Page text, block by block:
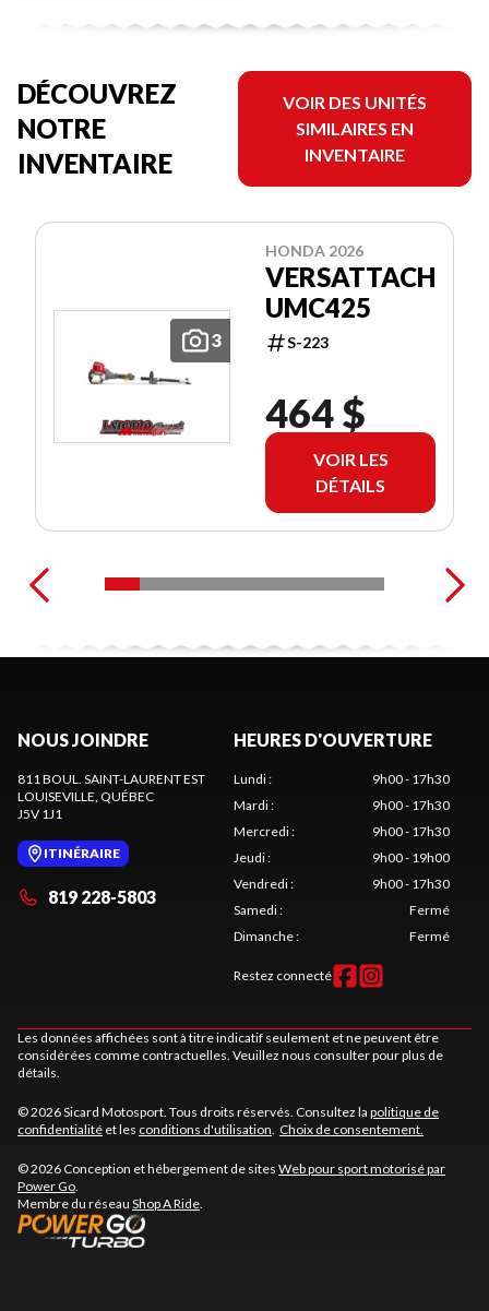
DÉCOUVREZ
NOTRE
INVENTAIRE
VOIR DES UNITÉS
SIMILAIRES EN
INVENTAIRE
3
HONDA 2026
VERSATTACH
UMC425
S-223
464 $
VOIR LES
DÉTAILS
NOUS JOINDRE
811 BOUL. SAINT-LAURENT EST
LOUISEVILLE, QUÉBEC
J5V 1J1
ITINÉRAIRE
819 228-5803
HEURES D'OUVERTURE
Lundi:
9h00 - 17h30
Mardi:
9h00 - 17h30
Mercredi:
9h00 - 17h30
Jeudi:
9h00 - 19h00
Vendredi:
9h00 - 17h30
Samedi:
Fermé
Dimanche: Fermé
Restez connecté
Les données affichées sont à titre indicatif seulement et ne peuvent être
considérées comme contractuelles. Veuillez nous consulter pour plus de
détails.
© 2026 Sicard Motosport. Tous droits réservés. Consultez la politique de
confidentialité et les conditions d'utilisation. Choix de consentement.
© 2026 Conception et hébergement de sites Web pour sport motorisé par
Power Go.
Membre du réseau Shop A Ride.